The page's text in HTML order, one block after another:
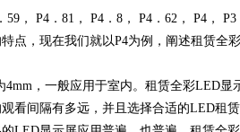
， P4．81， P4．8， P4．62， P4，
点，现在我们就以P4为例，阐述租赁全
4mm，一般应用于室内。租赁全彩LED
看间隔有多远，并且选择合适的LED租